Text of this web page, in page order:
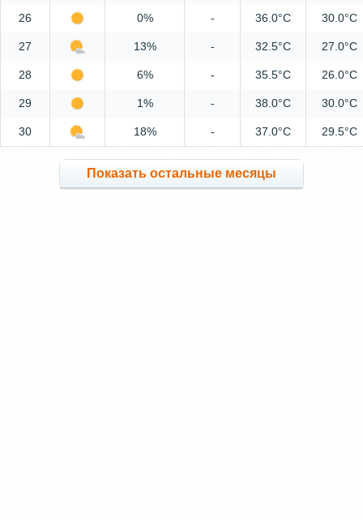
26 0% - 36.0°C 30.0°C
27 13% - 32.5°C 27.0°C
28 6% - 35.5°C 26.0°C
29 1% - 38.0°C 30.0°C
30 18% - 37.0°C 29.5°C
Показать остальные месяцы